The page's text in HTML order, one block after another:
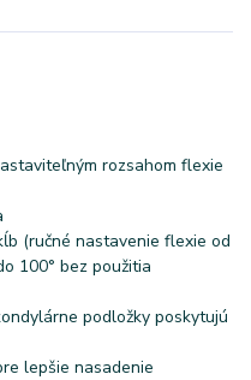
rozsahom flexie
(ručné nastavenie flexie od
100° bez použitia
podložky poskytujú
lepšie nasadenie